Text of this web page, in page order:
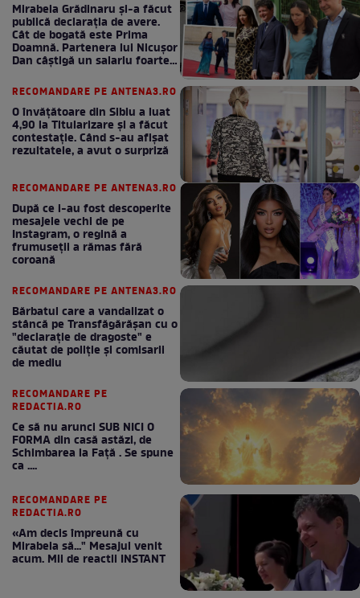
Mirabela Grădinaru și-a făcut
publică declarația de avere.
Cât de bogată este Prima
Doamnă. Partenera lui Nicușor
Dan câștigă un salariu foarte
RECOMANDARE PE ANTENA3.RO
O învățătoare din Sibiu a luat
4,90 la Titularizare și a făcut
contestație. Când s-au afișat
rezultatele, a avut o surpriză
RECOMANDARE PE ANTENA3.RO
După ce i-au fost descoperite
mesajele vechi de pe
Instagram, o regină a
frumuseții a rămas fără
coroană
RECOMANDARE PE ANTENA3.RO
Bărbatul care a vandalizat o
stâncă pe Transfăgărășan cu o
"declaraţie de dragoste" e
căutat de poliție și comisarii
de mediu
RECOMANDARE PE
REDACTIA.RO
Ce să nu arunci SUB NICI O
FORMA din casă astăzi, de
Schimbarea la Față . Se spune
ca ....
RECOMANDARE PE
REDACTIA.RO
«Am decis împreună cu
Mirabela să..." Mesajul venit
acum. Mii de reactii INSTANT